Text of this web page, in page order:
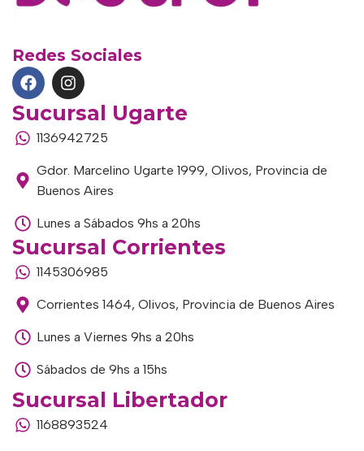
Redes Sociales
Sucursal Ugarte
1136942725
Gdor. Marcelino Ugarte 1999, Olivos, Provincia de
Buenos Aires
Lunes a Sábados 9hs a 20hs
Sucursal Corrientes
1145306985
Corrientes 1464, Olivos, Provincia de Buenos Aires
Lunes a Viernes 9hs a 20hs
Sábados de 9hs a 15hs
Sucursal Libertador
1168893524